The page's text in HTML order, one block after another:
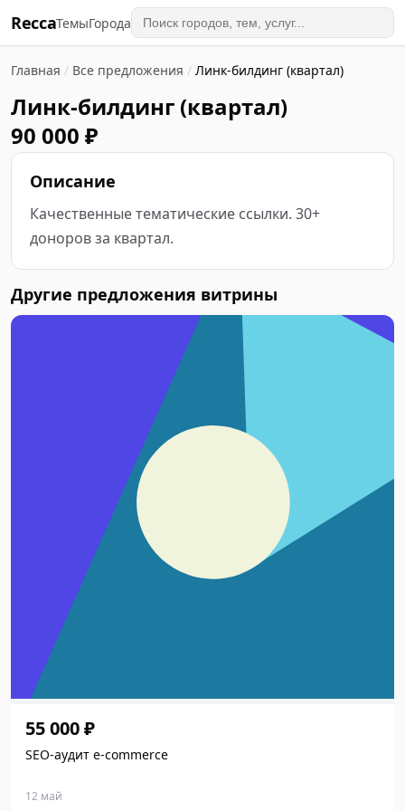
ReccaТемыГорода
Главная / Все предложения / Линк-билдинг (квартал)
Линк-билдинг (квартал)
90 000 ₽
Описание
Качественные тематические ссылки. 30+
доноров за квартал.
Другие предложения витрины
55 000 ₽
SEO-аудит e-commerce
12 май